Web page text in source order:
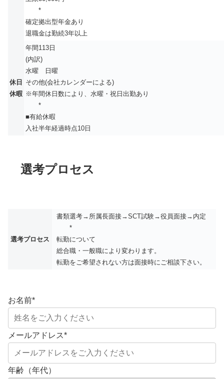
*
確定拠出型年金あり
退職金は勤続3年以上
休日
休暇
年間113日
(内訳)
水曜 日曜
その他(会社カレンダーによる)
※年間休日数により、水曜・祝日出勤あり
*
■有給休暇
入社半年経過時点10日
選考プロセス
選考プロセス
書類選考→所属長面接→SCT試験→役員面接→内定
*
転勤について
総合職・一般職により変わります。
転勤をご希望されない方は面接時にご相談下さい。
お名前*
メールアドレス*
年齢（年代）